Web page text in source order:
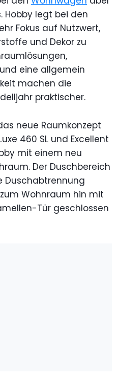
Hobby legt bei den
Fokus auf Nutzwert,
und Dekor zu
eine allgemein
machen die
praktischer.
neue Raumkonzept
460 SL und Excellent
mit einem neu
Der Duschbereich
Duschabtrennung
Wohnraum hin mit
Tür geschlossen